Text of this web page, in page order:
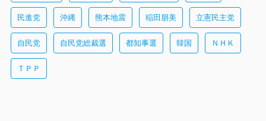
民進党 沖縄 熊本地震 稲田朋美 立憲民主党
自民党 自民党総裁選 都知事選 韓国 ＮＨＫ
ＴＰＰ